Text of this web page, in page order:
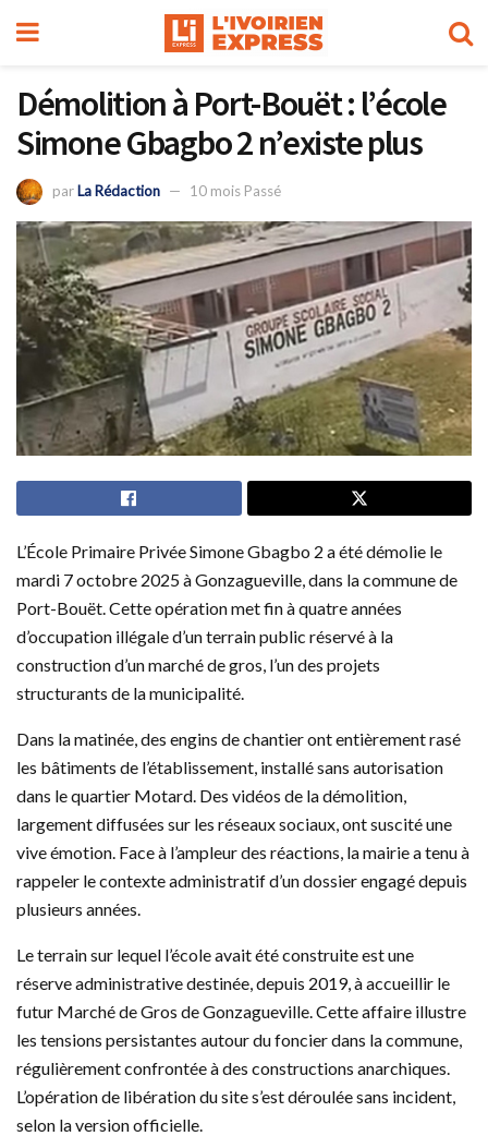
Démolition à Port-Bouët : l’école
Simone Gbagbo 2 n’existe plus
parLa Rédaction 10 mois Passé
L’École Primaire Privée Simone Gbagbo 2 a été démolie le
mardi 7 octobre 2025 à Gonzagueville, dans la commune de
Port-Bouët. Cette opération met fin à quatre années
d’occupation illégale d’un terrain public réservé à la
construction d’un marché de gros, l’un des projets
structurants de la municipalité.
Dans la matinée, des engins de chantier ont entièrement rasé
les bâtiments de l’établissement, installé sans autorisation
dans le quartier Motard. Des vidéos de la démolition,
largement diffusées sur les réseaux sociaux, ont suscité une
vive émotion. Face à l’ampleur des réactions, la mairie a tenu à
rappeler le contexte administratif d’un dossier engagé depuis
plusieurs années.
Le terrain sur lequel l’école avait été construite est une
réserve administrative destinée, depuis 2019, à accueillir le
futur Marché de Gros de Gonzagueville. Cette affaire illustre
les tensions persistantes autour du foncier dans la commune,
régulièrement confrontée à des constructions anarchiques.
L’opération de libération du site s’est déroulée sans incident,
selon la version officielle.